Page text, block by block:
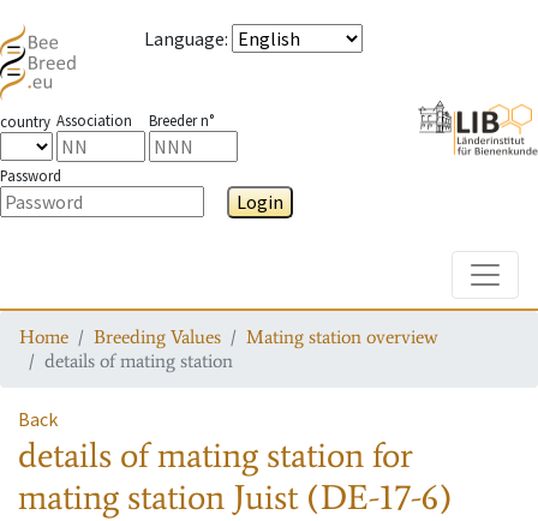
Language:
country Association Breeder n°
Password
Login
Home Breeding Values
Mating station overview
details of mating station
Back
details of mating stationfor
mating station Juist (DE-17-6)